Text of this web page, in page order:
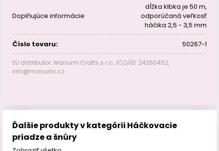
Doplňujúce informácie
dĺžka klbka je 50 m,
odporúčaná veľkosť
háčika 2,5 - 3,5 mm
Číslo tovaru: 50267-1
EU distributor: Manumi Crafts s.r.o., IČO/ID: 24260452,
info@manumi.cz
Ďalšie produkty v kategórii Háčkovacie
priadze a šnúry